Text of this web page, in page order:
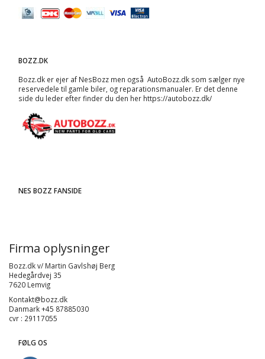
BOZZ.DK
Bozz.dk er ejer af NesBozz men også AutoBozz.dk som sælger nye
reservedele til gamle biler, og reparationsmanualer. Er det denne
side du leder efter finder du den her https://autobozz.dk/
NES BOZZ FANSIDE
Firma oplysninger
Bozz.dk v/ Martin Gavlshøj Berg
Hedegårdvej 35
7620 Lemvig
Kontakt@bozz.dk
Danmark +45 87885030
cvr : 29117055
FØLG OS